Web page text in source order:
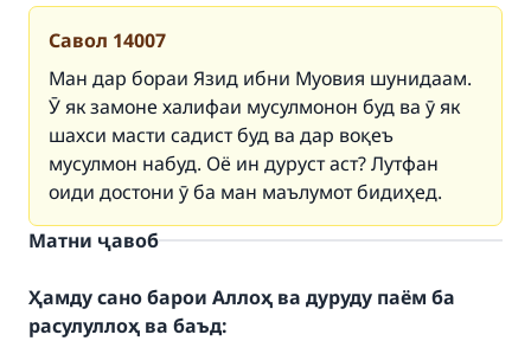
Савол 14007
Ман дар бораи Язид ибни Муовия шунидаам.
Ӯ як замоне халифаи мусулмонон буд ва ӯ як
шахси масти садист буд ва дар воқеъ
мусулмон набуд. Оё ин дуруст аст? Лутфан
оиди достони ӯ ба ман маълумот бидиҳед.
Матни ҷавоб
Ҳамду сано барои Аллоҳ ва дуруду паём ба
расулуллоҳ ва баъд: